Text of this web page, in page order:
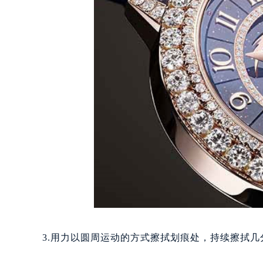
3.用力以圆周运动的方式擦拭划痕处，持续擦拭几